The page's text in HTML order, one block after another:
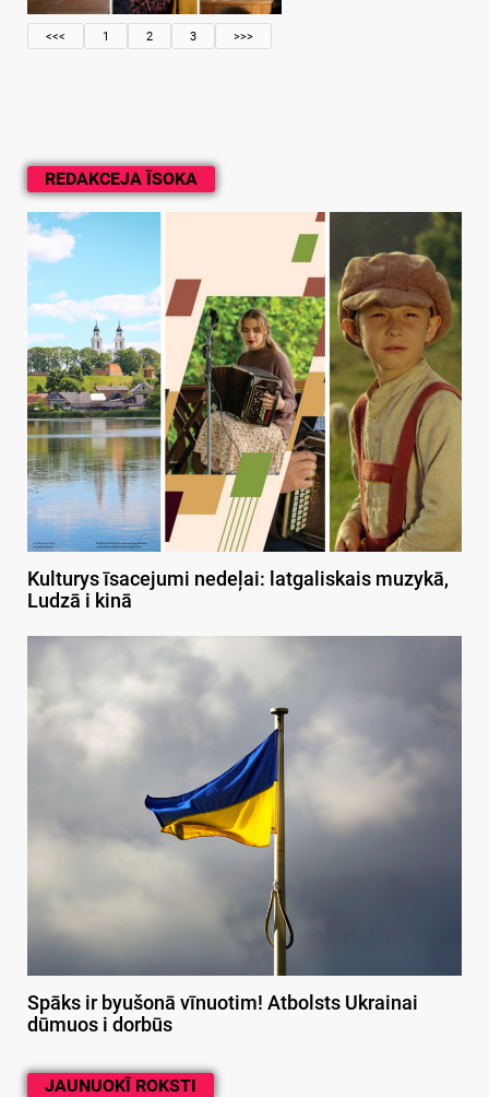
REDAKCEJA ĪSOKA
Kulturys īsacejumi nedeļai: latgaliskais muzykā,
Ludzā i kinā
Spāks ir byušonā vīnuotim! Atbolsts Ukrainai
dūmuos i dorbūs
<<< 1 2 3 >>>
JAUNUOKĪ ROKSTI